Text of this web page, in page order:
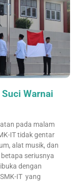
Warnai
pada malam
IT tidak gentar
alat musik, dan
seriusnya
dengan
IT yang